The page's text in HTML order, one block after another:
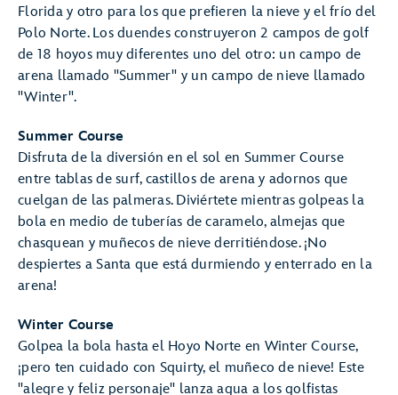
Florida y otro para los que prefieren la nieve y el frío del
Polo Norte. Los duendes construyeron 2 campos de golf
de 18 hoyos muy diferentes uno del otro: un campo de
arena llamado "Summer" y un campo de nieve llamado
"Winter".
Summer Course
Disfruta de la diversión en el sol en Summer Course
entre tablas de surf, castillos de arena y adornos que
cuelgan de las palmeras. Diviértete mientras golpeas la
bola en medio de tuberías de caramelo, almejas que
chasquean y muñecos de nieve derritiéndose. ¡No
despiertes a Santa que está durmiendo y enterrado en la
arena!
Winter Course
Golpea la bola hasta el Hoyo Norte en Winter Course,
¡pero ten cuidado con Squirty, el muñeco de nieve! Este
"alegre y feliz personaje" lanza agua a los golfistas